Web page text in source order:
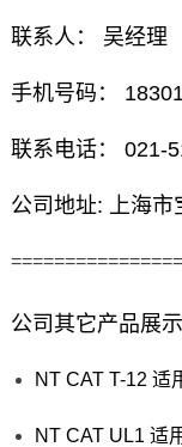
联系人： 吴经理
手机号码：
联系电话： 021-
公司地址: 上海市
公司其它产品展
NT CAT T-12 适
NT CAT UL1 适